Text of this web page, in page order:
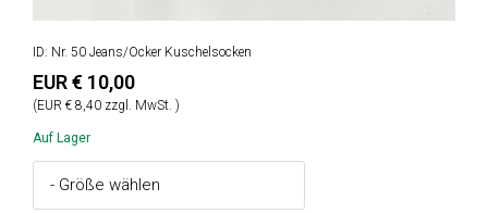
ID: Nr. 50 Jeans/Ocker Kuschelsocken
EUR € 10,00
(EUR € 8,40 zzgl. MwSt. )
Auf Lager